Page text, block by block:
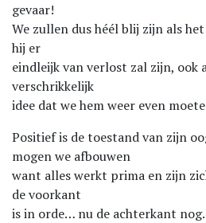
gevaar!
We zullen dus héél blij zijn als
hij er
eindleijk van verlost zal zijn, ook
verschrikkelijk
idee dat we hem weer even
Positief is de toestand van zijn
mogen we afbouwen
want alles werkt prima en zijn
de voorkant
is in orde… nu de achterkant